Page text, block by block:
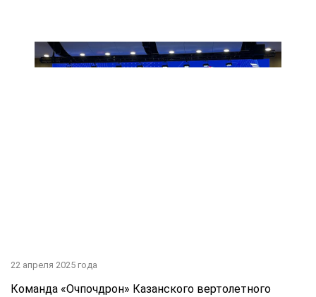
22 апреля 2025 года
Команда «Очпочдрон» Казанского вертолетного